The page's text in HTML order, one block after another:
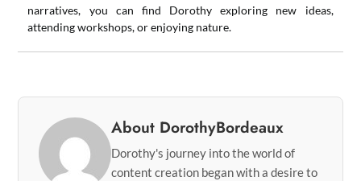
narratives, you can find Dorothy exploring new ideas,
attending workshops, or enjoying nature.
About DorothyBordeaux
Dorothy's journey into the world of
content creation began with a desire to